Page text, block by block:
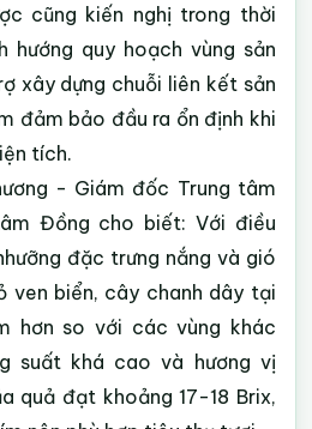
cũng kiến nghị trong thời
hướng quy hoạch vùng sản
xây dựng chuỗi liên kết sản
đảm bảo đầu ra ổn định khi
tích.
- Giám đốc Trung tâm
Đồng cho biết: Với điều
đặc trưng nắng và gió
ven biển, cây chanh dây tại
hơn so với các vùng khác
suất khá cao và hương vị
quả đạt khoảng 17-18 Brix,